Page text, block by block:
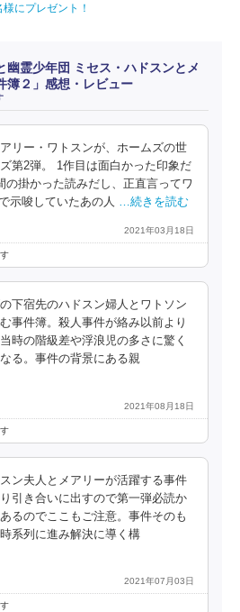
にプレゼント！
幽霊少年団 ミセス・ハドスンとメ
簿２」感想・レビュー
リー・ワトスンが、ホームズの世
第2弾。 1作目は面白かった印象だ
の掛かった読みだし、正直言ってワ
示唆していたあの人
…続きを読む
2021年03月18日
下宿先のハドスン婦人とワトソン
事件簿。殺人事件が絡み以前より
時の階級差や浮浪児の多さに驚く
る。事件の背景にある親
2021年08月18日
ン夫人とメアリーが活躍する事件
引き合いに出すので第一弾必読か
るのでここもご注意。事件そのも
系列に進み解決に導く構
2021年07月03日